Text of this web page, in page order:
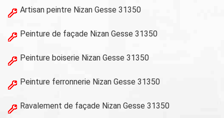
Artisan peintre Nizan Gesse 31350
Peinture de façade Nizan Gesse 31350
Peinture boiserie Nizan Gesse 31350
Peinture ferronnerie Nizan Gesse 31350
Ravalement de façade Nizan Gesse 31350